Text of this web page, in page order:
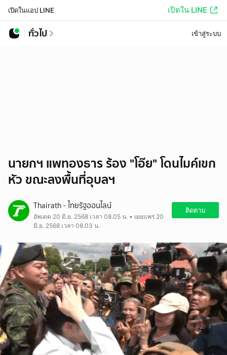
เปิดในแอป LINE เปิดใน LINE
ทั่วไป เข้าสู่ระบบ
นายกฯ แพทองธาร ร้อง "โอ๊ย" โดนไมค์เขก
หัว ขณะลงพื้นที่อุบลฯ
Thairath - ไทยรัฐออนไลน์
อัพเดต 20 มิ.ย. 2568 เวลา 08.05 น. • เผยแพร่ 20
มิ.ย. 2568 เวลา 08.03 น.
ติดตาม